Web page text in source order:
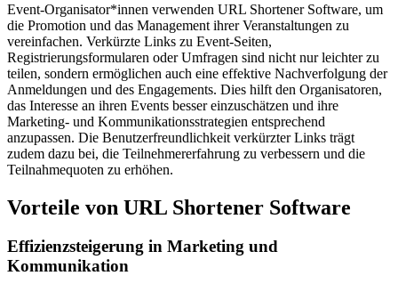
Event-Organisator*innen verwenden URL Shortener Software, um
die Promotion und das Management ihrer Veranstaltungen zu
vereinfachen. Verkürzte Links zu Event-Seiten,
Registrierungsformularen oder Umfragen sind nicht nur leichter zu
teilen, sondern ermöglichen auch eine effektive Nachverfolgung der
Anmeldungen und des Engagements. Dies hilft den Organisatoren,
das Interesse an ihren Events besser einzuschätzen und ihre
Marketing- und Kommunikationsstrategien entsprechend
anzupassen. Die Benutzerfreundlichkeit verkürzter Links trägt
zudem dazu bei, die Teilnehmererfahrung zu verbessern und die
Teilnahmequoten zu erhöhen.
Vorteile von URL Shortener Software
Effizienzsteigerung in Marketing und
Kommunikation